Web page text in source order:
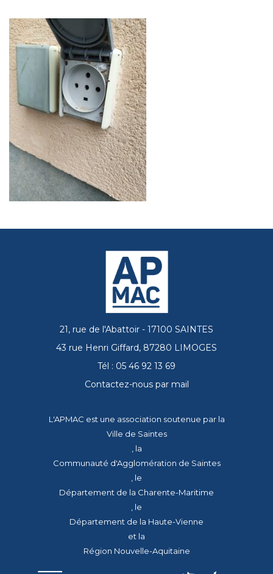
21, rue de l'Abattoir - 17100 SAINTES
43 rue Henri Giffard, 87280 LIMOGES
Tél : 05 46 92 13 69
Contactez-nous par mail
L'APMAC est une association soutenue par la
Ville de Saintes
, la
Communauté d'Agglomération de Saintes
, le
Département de la Charente-Maritime
, le
Département de la Haute-Vienne
et la
Région Nouvelle-Aquitaine